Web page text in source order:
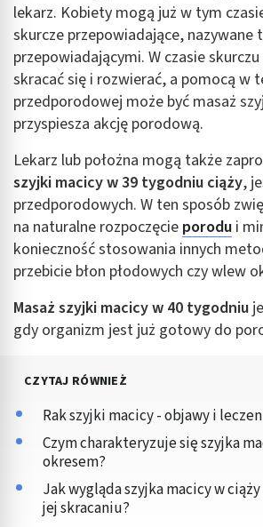
lekarz. Kobiety mogą już w tym
skurcze przepowiadające, nazywane
przepowiadającymi. W czasie
skracać się i rozwierać, a pomocą w
przedporodowej może być masaż
przyspiesza akcję porodową.
Lekarz lub położna mogą także
szyjki macicy w 39 tygodniu ciąży,
przedporodowych. W ten sposób
na naturalne rozpoczęcie porodu i
konieczność stosowania innych
przebicie błon płodowych czy wlew
Masaż szyjki macicy w 40 tygodniu
gdy organizm jest już gotowy do
CZYTAJ RÓWNIEŻ
Rak szyjki macicy - objawy i
Czym charakteryzuje się szyjka
okresem?
Jak wygląda szyjka macicy w
jej skracaniu?